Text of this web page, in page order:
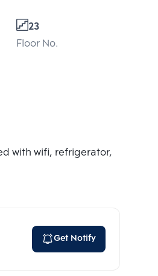
23
Floor No.
with wifi, refrigerator,
Get Notify